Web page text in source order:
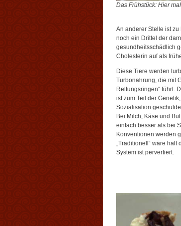
Das Frühstück: Hier
An anderer Stelle ist zu
noch ein Drittel der
gesundheitsschädlich
Cholesterin auf als
Diese Tiere werden
Turbonahrung, die mit
Rettungsringen“ führt.
ist zum Teil der
Sozialisation
Bei Milch, Käse und
einfach besser als bei
Konventionen werden
„Traditionell“ wäre halt
System ist pervertiert.